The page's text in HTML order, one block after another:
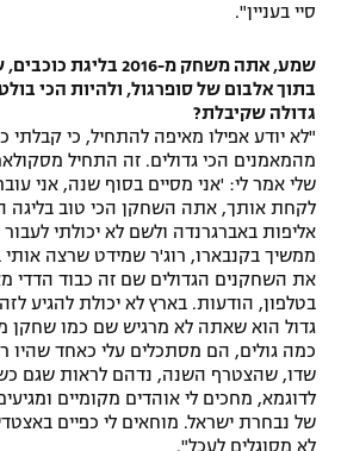
סיי בעניין".
שמע, אתה משחק מ-2016
בתוך אלבום של סופרגול, ולהיות הכי
גדולה שקיבלת?
"לא יודע אפילו מאיפה להתחיל, כי קבלתי
מהמאמנים הכי גדולים. זה התחיל
שלי אמר לי: 'אני מסיים בסוף שנה, אני
לקחת אותך, אתה השחקן הכי טוב בליגה
אליפות באברגרנדה ולשם לא יכולתי לעבור
ממשיך בקנבארו, רוג'ר שמידט שרצה אותי
את השחקנים הגדולים שם זה כבוד הדדי
בטלפון, הודעות. בארץ לא יכולת להגיע
גדול הוא שאתה לא מרגיש שם כמו שחקן
כמה גולים, הם מסתכלים עלי כאחד שהיו
שדו, שהצטרף השנה, נדהם לראות שגם
לדוגמא, מחכים לי אוהדים מקומיים
של נבחרת ישראל. מוחאים לי כפיים
לא מסוגלים לעכל".